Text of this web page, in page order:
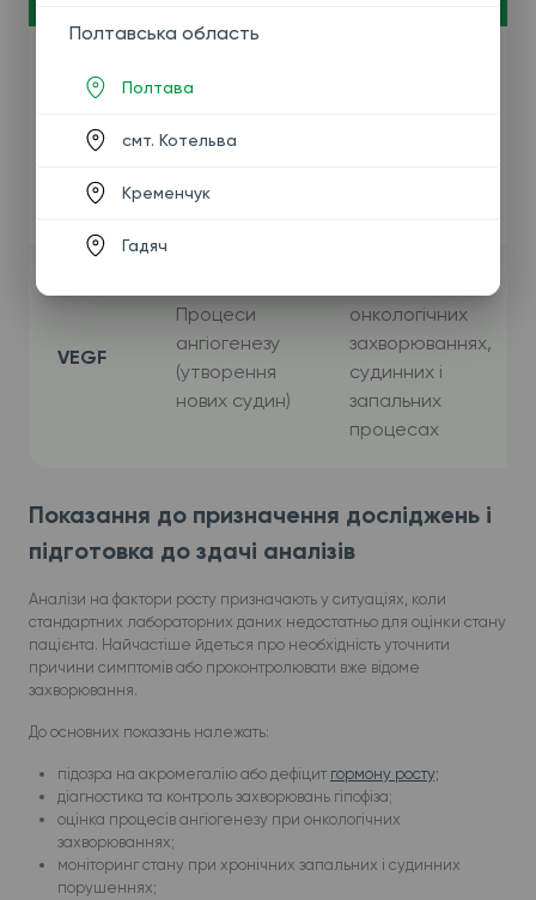
IGF-1
регуляцію
VEGF
Процеси
ангіогенезу
(утворення
нових судин)
онкологічних
захворюваннях,
судинних і
запальних
процесах
Показання до призначення досліджень і
підготовка до здачі аналізів
Аналізи на фактори росту призначають у ситуаціях, коли
стандартних лабораторних даних недостатньо для оцінки стану
пацієнта. Найчастіше йдеться про необхідність уточнити
причини симптомів або проконтролювати вже відоме
захворювання.
До основних показань належать:
підозра на акромегалію або дефіцит гормону росту;
діагностика та контроль захворювань гіпофіза;
оцінка процесів ангіогенезу при онкологічних
захворюваннях;
моніторинг стану при хронічних запальних і судинних
порушеннях;
Полтавська область
Полтава
смт. Котельва
Кременчук
Гадяч